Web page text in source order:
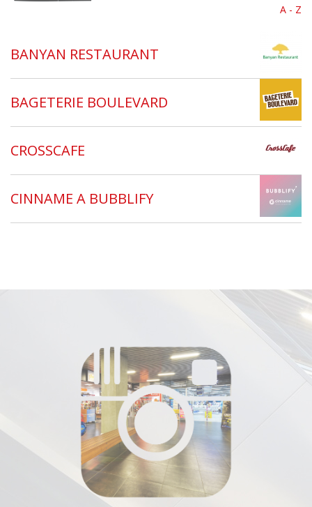
A - Z
BANYAN RESTAURANT
BAGETERIE BOULEVARD
CROSSCAFE
CINNAME A BUBBLIFY